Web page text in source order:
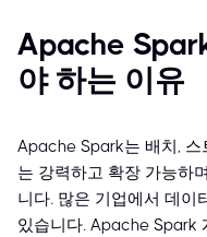
Apache
야 하는 이유
Apache Spark는 배치, 스
는 강력하고 확장 가능하
니다. 많은 기업에서 데이
있습니다. Apache Spark